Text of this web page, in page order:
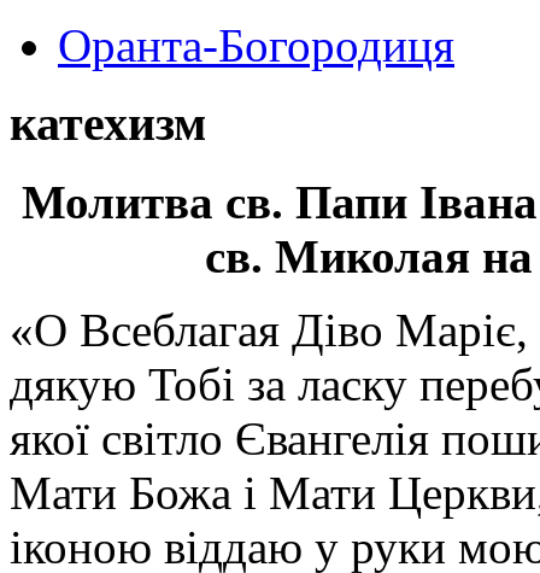
Оранта-Богородиця
катехизм
Молитва св. Папи
св. Миколая на
«О Всеблагая Діво
дякую Тобі за ласку
якої світло Євангелія
Мати Божа і Мати
іконою віддаю у руки